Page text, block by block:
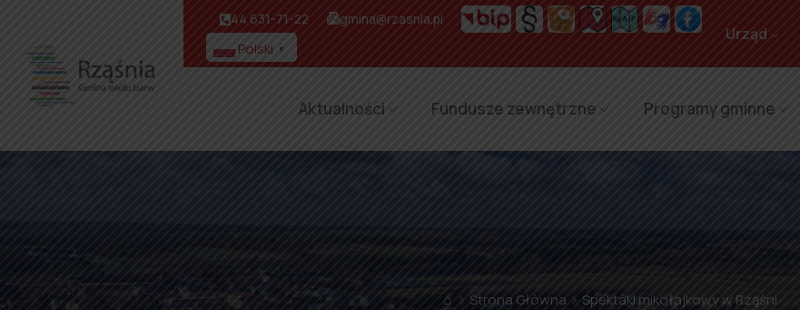
44 631-71-22 gmina@rzasnia.pl
Polski ▼
Urząd
Aktualności Fundusze zewnętrzne Programy gminne
⌂ Strona Główna Spektakl mikołajkowy w Rząśni